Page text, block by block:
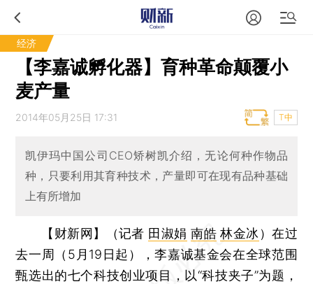
经济
【李嘉诚孵化器】育种革命颠覆小
麦产量
2014年05月25日 17:31 T中
凯伊玛中国公司CEO矫树凯介绍，无论何种作物品
种，只要利用其育种技术，产量即可在现有品种基础
上有所增加
【财新网】（记者 田淑娟 南皓 林金冰 ）在过
去一周（5月19日起），李嘉诚基金会在全球范围
甄选出的七个科技创业项目，以“科技夹子”为题，